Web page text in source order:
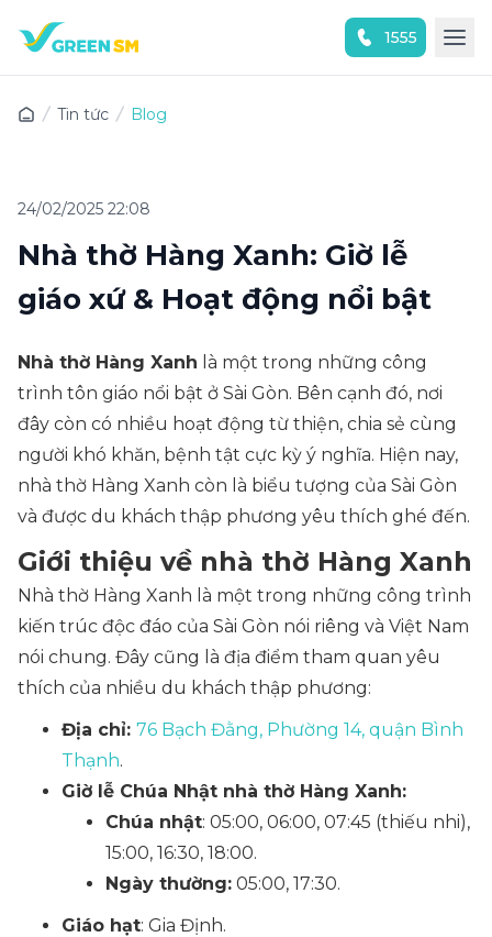
1555
Tin tức Blog
24/02/2025 22:08
Nhà thờ Hàng Xanh: Giờ lễ
giáo xứ & Hoạt động nổi bật
Nhà thờ Hàng Xanh là một trong những công
trình tôn giáo nổi bật ở Sài Gòn. Bên cạnh đó, nơi
đây còn có nhiều hoạt động từ thiện, chia sẻ cùng
người khó khăn, bệnh tật cực kỳ ý nghĩa. Hiện nay,
nhà thờ Hàng Xanh còn là biểu tượng của Sài Gòn
và được du khách thập phương yêu thích ghé đến.
Giới thiệu về nhà thờ Hàng Xanh
Nhà thờ Hàng Xanh là một trong những công trình
kiến trúc độc đáo của Sài Gòn nói riêng và Việt Nam
nói chung. Đây cũng là địa điểm tham quan yêu
thích của nhiều du khách thập phương:
Địa chỉ: 76 Bạch Đằng, Phường 14, quận Bình
Thạnh.
Giờ lễ Chúa Nhật nhà thờ Hàng Xanh:
Chúa nhật: 05:00, 06:00, 07:45 (thiếu nhi),
15:00, 16:30, 18:00.
Ngày thường: 05:00, 17:30.
Giáo hạt: Gia Định.